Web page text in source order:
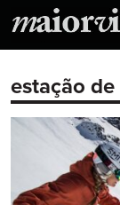
estação